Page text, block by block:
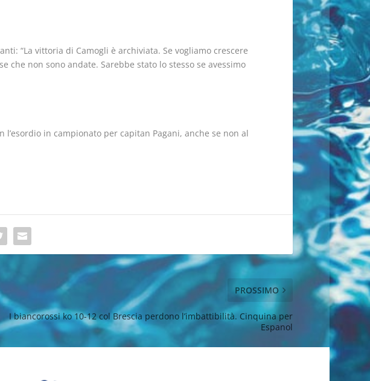
“La vittoria di Camogli è archiviata. Se vogliamo crescere
non sono andate. Sarebbe stato lo stesso se avessimo
in campionato per capitan Pagani, anche se non al
PROSSIMO
I biancorossi ko 10-12 col Brescia perdono l’imbattibilità. Cinquina per
Espanol